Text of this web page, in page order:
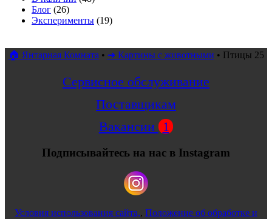
Блог (26)
Эксперименты (19)
🏠 Янтарная Комната • ➜ Картины с животными • Птицы 25
Сервисное обслуживание
Поставщикам
Вакансии 1
Подписывайтесь на нас в Instagram
Условия использования сайта,, Положение об обработке и